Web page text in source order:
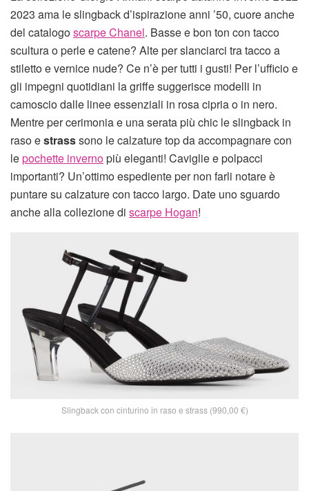
2023 ama le slingback d’ispirazione anni ’50, cuore anche
del catalogoscarpe Chanel. Basse e bon ton con tacco
scultura o perle e catene? Alte per slanciarci tra tacco a
stiletto e vernice nude? Ce n’è per tutti i gusti! Per l’ufficio e
gli impegni quotidiani la griffe suggerisce modelli in
camoscio dalle linee essenziali in rosa cipria o in nero.
Mentre per cerimonia e una serata più chic le slingback in
raso estrasssono le calzature top da accompagnare con
lepochette invernopiù eleganti! Caviglie e polpacci
importanti? Un’ottimo espediente per non farli notare è
puntare su calzature con tacco largo. Date uno sguardo
anche alla collezione di scarpe Hogan!
Slingback con cinturino in raso e strass (990,00 €)